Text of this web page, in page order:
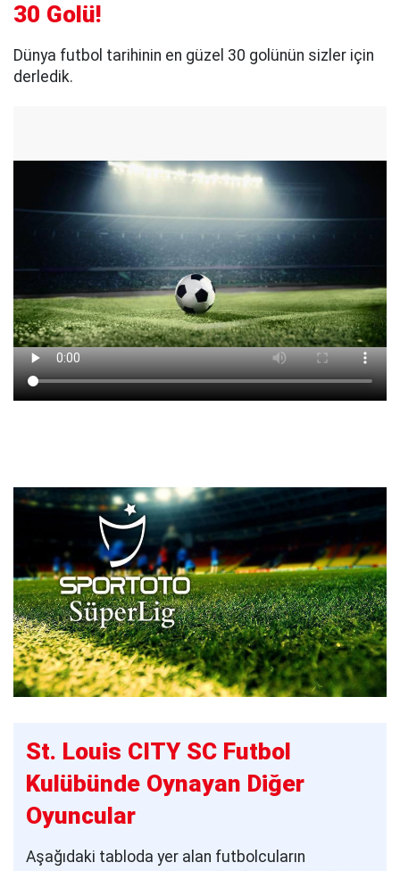
30 Golü!
Dünya futbol tarihinin en güzel 30 golünün sizler için
derledik.
St. Louis CITY SC Futbol
Kulübünde Oynayan Diğer
Oyuncular
Aşağıdaki tabloda yer alan futbolcuların